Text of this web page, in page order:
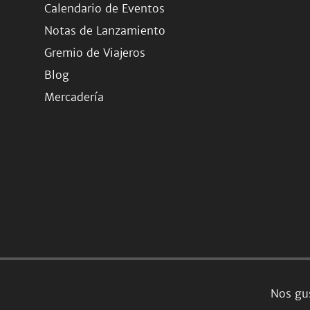
Nos
Calendario de Eventos
Notas de Lanzamiento
Gremio de Viajeros
Blog
Mercadería